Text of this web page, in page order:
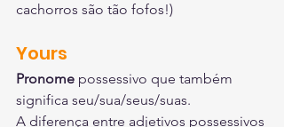
cachorros são tão fofos!)
Yours
Pronome possessivo que também
significa seu/sua/seus/suas.
A diferença entre adjetivos possessivos